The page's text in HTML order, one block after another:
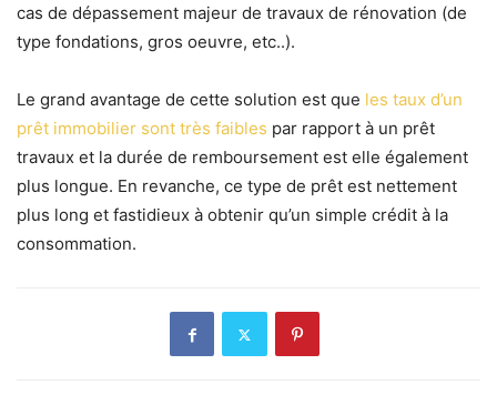
cas de dépassement majeur de travaux de rénovation (de
type fondations, gros oeuvre, etc..).
Le grand avantage de cette solution est que les taux d’un
prêt immobilier sont très faibles par rapport à un prêt
travaux et la durée de remboursement est elle également
plus longue. En revanche, ce type de prêt est nettement
plus long et fastidieux à obtenir qu’un simple crédit à la
consommation.